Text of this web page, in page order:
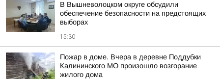
В Вышневолоцком округе обсудили
обеспечение безопасности на предстоящих
выборах
15:30
Пожар в доме. Вчера в деревне Поддубки
Калининского МО произошло возгорание
жилого дома